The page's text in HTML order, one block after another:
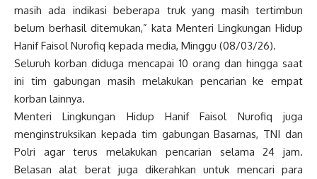
masih ada indikasi beberapa truk yang masih tertimbun
belum berhasil ditemukan,” kata Menteri Lingkungan Hidup
Hanif Faisol Nurofiq kepada media, Minggu (08/03/26).
Seluruh korban diduga mencapai 10 orang dan hingga saat
ini tim gabungan masih melakukan pencarian ke empat
korban lainnya.
Menteri Lingkungan Hidup Hanif Faisol Nurofiq juga
menginstruksikan kepada tim gabungan Basarnas, TNI dan
Polri agar terus melakukan pencarian selama 24 jam.
Belasan alat berat juga dikerahkan untuk mencari para